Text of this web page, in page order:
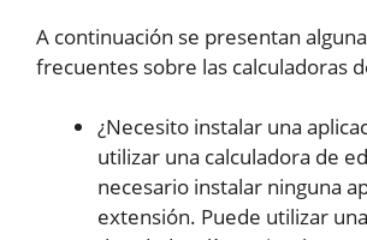
A continuación se presentan
frecuentes sobre las calculadoras
¿Necesito instalar una
utilizar una calculadora de
necesario instalar ninguna
extensión. Puede utilizar